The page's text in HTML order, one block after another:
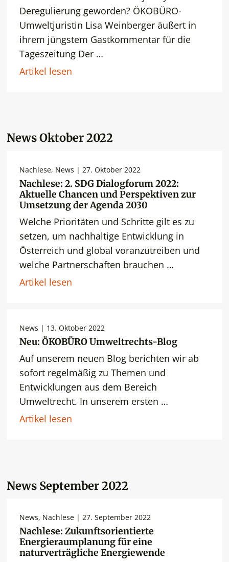
Deregulierung geworden? ÖKOBÜRO-
Umweltjuristin Lisa Weinberger äußert in
ihrem jüngstem Gastkommentar für die
Tageszeitung Der …
Artikel lesen
News Oktober 2022
Nachlese, News | 27. Oktober 2022
Nachlese: 2. SDG Dialogforum 2022:
Aktuelle Chancen und Perspektiven zur
Umsetzung der Agenda 2030
Welche Prioritäten und Schritte gilt es zu
setzen, um nachhaltige Entwicklung in
Österreich und global voranzutreiben und
welche Partnerschaften brauchen …
Artikel lesen
News | 13. Oktober 2022
Neu: ÖKOBÜRO Umweltrechts-Blog
Auf unserem neuen Blog berichten wir ab
sofort regelmäßig zu Themen und
Entwicklungen aus dem Bereich
Umweltrecht. In unserem ersten …
Artikel lesen
News September 2022
News, Nachlese | 27. September 2022
Nachlese: Zukunftsorientierte
Energieraumplanung für eine
naturverträgliche Energiewende